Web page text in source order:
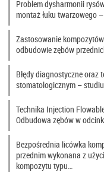
Problem dysharmonii
montaż łuku twarzowego
Zastosowanie
odbudowie zębów
Błędy diagnostyczne oraz
stomatologicznym –
Technika Injection
Odbudowa zębów w
Bezpośrednia licówka
przednim wykonana z
kompozytu typu…